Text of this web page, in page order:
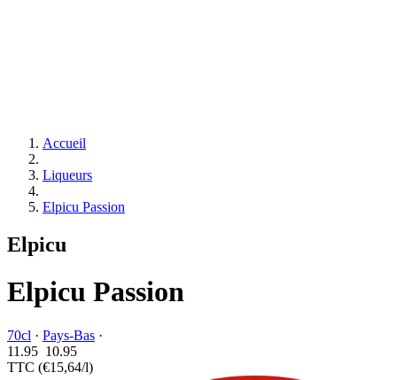
Accueil
Liqueurs
Elpicu Passion
Elpicu
Elpicu Passion
70cl · Pays-Bas ·
11.95 10.95
TTC (€15,64/l)